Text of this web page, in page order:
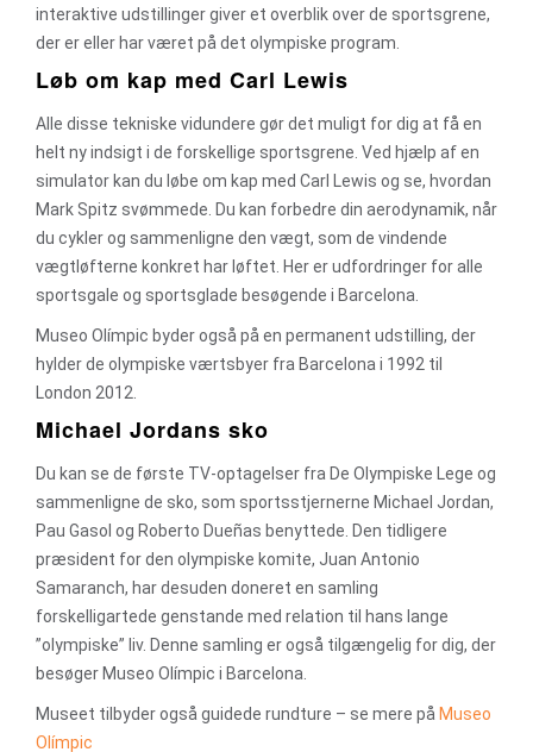
interaktive udstillinger giver et overblik over de sportsgrene,
der er eller har været på det olympiske program.
Løb om kap med Carl Lewis
Alle disse tekniske vidundere gør det muligt for dig at få en
helt ny indsigt i de forskellige sportsgrene. Ved hjælp af en
simulator kan du løbe om kap med Carl Lewis og se, hvordan
Mark Spitz svømmede. Du kan forbedre din aerodynamik, når
du cykler og sammenligne den vægt, som de vindende
vægtløfterne konkret har løftet. Her er udfordringer for alle
sportsgale og sportsglade besøgende i Barcelona.
Museo Olímpic byder også på en permanent udstilling, der
hylder de olympiske værtsbyer fra Barcelona i 1992 til
London 2012.
Michael Jordans sko
Du kan se de første TV-optagelser fra De Olympiske Lege og
sammenligne de sko, som sportsstjernerne Michael Jordan,
Pau Gasol og Roberto Dueñas benyttede. Den tidligere
præsident for den olympiske komite, Juan Antonio
Samaranch, har desuden doneret en samling
forskelligartede genstande med relation til hans lange
”olympiske” liv. Denne samling er også tilgængelig for dig, der
besøger Museo Olímpic i Barcelona.
Museet tilbyder også guidede rundture – se mere på Museo
Olímpic